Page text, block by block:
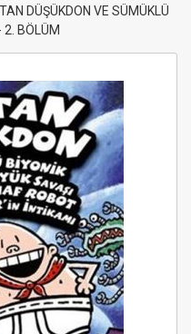
DÜŞÜKDON VE SÜMÜKLÜ
2. BÖLÜM